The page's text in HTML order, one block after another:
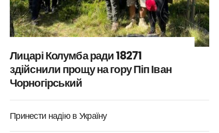
Лицарі Колумба ради 18271
здійснили прощу на гору Піп Іван
Чорногірський
Принести надію в Україну